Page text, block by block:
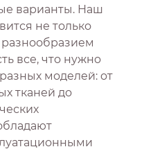
варианты. Наш
не только
все, что нужно
моделей: от
тканей до